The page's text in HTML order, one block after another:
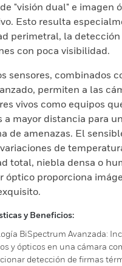
"visión dual" e imagen
Esto resulta
perimetral, la
con poca visibilidad.
sensores, combinados
permiten a las
vivos como equipos
a mayor distancia para
de amenazas. El
de
total, niebla densa o
óptico proporciona
y Beneficios:
BiSpectrum Avanzada:
y ópticos en una cámara
detección de firmas